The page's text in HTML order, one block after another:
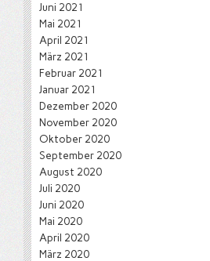
Juni 2021
Mai 2021
April 2021
März 2021
Februar 2021
Januar 2021
Dezember 2020
November 2020
Oktober 2020
September 2020
August 2020
Juli 2020
Juni 2020
Mai 2020
April 2020
März 2020